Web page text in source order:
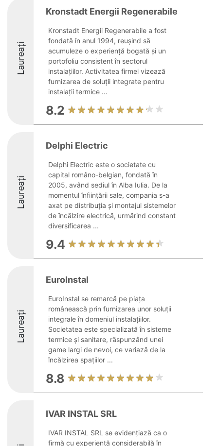
Laureați
Kronstadt Energii Regenerabile
Kronstadt Energii Regenerabile a fost
fondată în anul 1994, reușind să
acumuleze o experiență bogată și un
portofoliu consistent în sectorul
instalațiilor. Activitatea firmei vizează
furnizarea de soluții integrate pentru
instalații termice ...
8.2
Laureați
Delphi Electric
Delphi Electric este o societate cu
capital româno-belgian, fondată în
2005, având sediul în Alba Iulia. De la
momentul înființării sale, compania s-a
axat pe distribuția și montajul sistemelor
de încălzire electrică, urmărind constant
diversificarea ...
9.4
Laureați
EuroInstal
EuroInstal se remarcă pe piața
românească prin furnizarea unor soluții
integrale în domeniul instalațiilor.
Societatea este specializată în sisteme
termice și sanitare, răspunzând unei
game largi de nevoi, ce variază de la
încălzirea spațiilor ...
8.8
IVAR INSTAL SRL
IVAR INSTAL SRL se evidențiază ca o
firmă cu experiență considerabilă în